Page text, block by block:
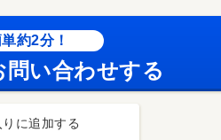
約2分！
問い合わせする
に追加する